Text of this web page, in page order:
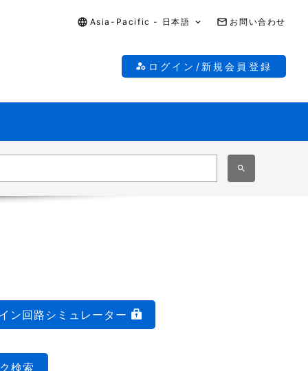
Asia-Pacific - 日本語 お問い合わせ
ログイン/新規会員登録
ン回路シミュレーター
検索